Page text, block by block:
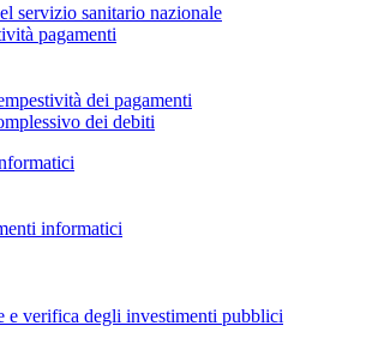
servizio sanitario nazionale
pagamenti
dei pagamenti
dei debiti
informatici
e verifica degli investimenti pubblici